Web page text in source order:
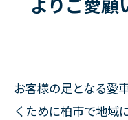
お客様の足となる愛
くために柏市で地域